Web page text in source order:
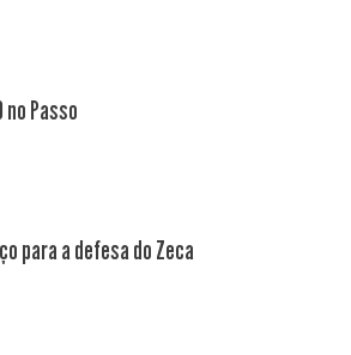
no Passo
para a defesa do Zeca